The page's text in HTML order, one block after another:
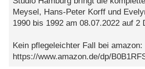
Meysel, Hans-Peter Korff und
1990 bis 1992 am 08.07.2022 auf 2
Kein pflegeleichter Fall bei amazon:
https://www.amazon.de/dp/